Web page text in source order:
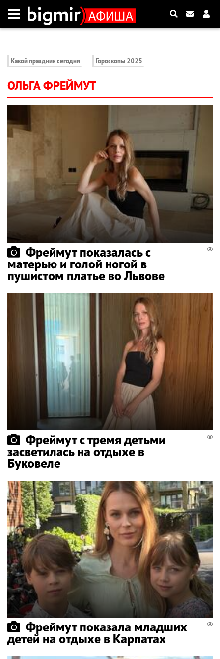
Какой праздник сегодня Гороскопы 2025
ОЛЬГА ФРЕЙМУТ
Фреймут показалась с
матерью и голой ногой в
пушистом платье во Львове
Фреймут с тремя детьми
засветилась на отдыхе в
Буковеле
Фреймут показала младших
детей на отдыхе в Карпатах